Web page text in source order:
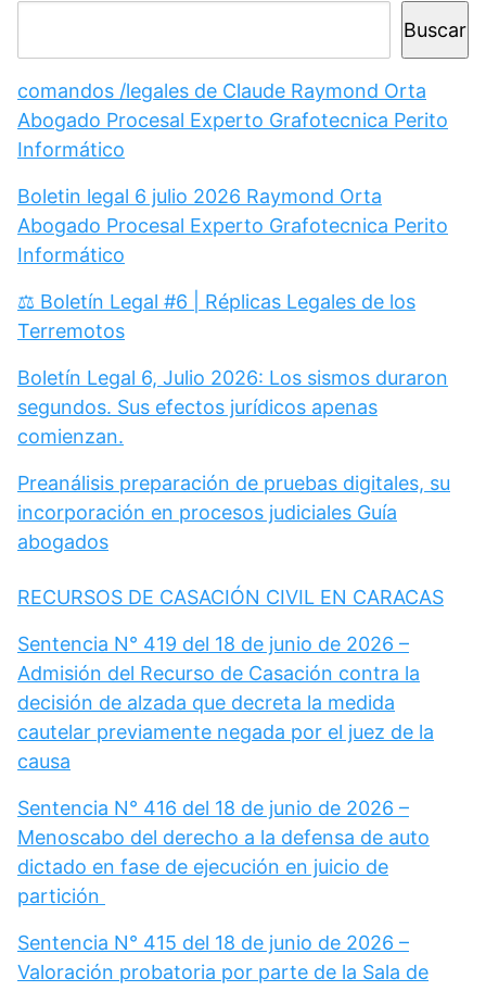
Buscar
comandos /legales de Claude Raymond Orta
Abogado Procesal Experto Grafotecnica Perito
Informático
Boletin legal 6 julio 2026 Raymond Orta
Abogado Procesal Experto Grafotecnica Perito
Informático
⚖️ Boletín Legal #6 | Réplicas Legales de los
Terremotos
Boletín Legal 6, Julio 2026: Los sismos duraron
segundos. Sus efectos jurídicos apenas
comienzan.
Preanálisis preparación de pruebas digitales, su
incorporación en procesos judiciales Guía
abogados
RECURSOS DE CASACIÓN CIVIL EN CARACAS
Sentencia N° 419 del 18 de junio de 2026 –
Admisión del Recurso de Casación contra la
decisión de alzada que decreta la medida
cautelar previamente negada por el juez de la
causa
Sentencia N° 416 del 18 de junio de 2026 –
Menoscabo del derecho a la defensa de auto
dictado en fase de ejecución en juicio de
partición
Sentencia N° 415 del 18 de junio de 2026 –
Valoración probatoria por parte de la Sala de